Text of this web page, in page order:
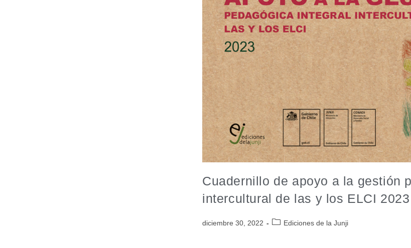
Cuadernillo de apoyo a la gestión
intercultural de las y los ELCI 2023
diciembre 30, 2022 Ediciones de la Junji